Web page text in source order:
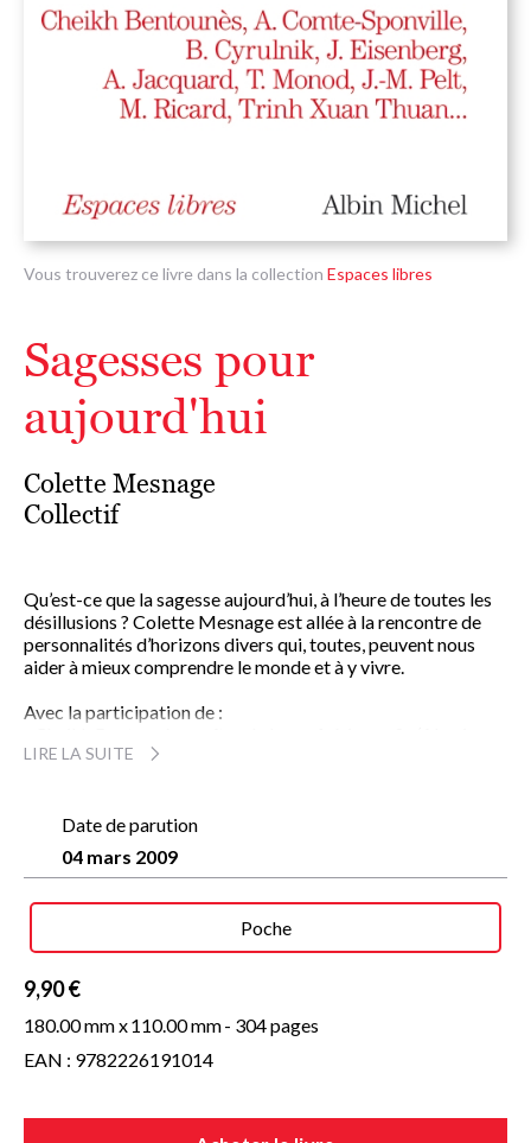
Vous trouverez ce livre dans la collection Espaces libres
Sagesses pour
aujourd'hui
Colette Mesnage
Collectif
Qu’est-ce que la sagesse aujourd’hui, à l’heure de toutes les
désillusions ? Colette Mesnage est allée à la rencontre de
personnalités d’horizons divers qui, toutes, peuvent nous
aider à mieux comprendre le monde et à y vivre.
Avec la participation de :
- Benoît Billot, moine bénédictin, fondateur de la Maison de
- Boris Cyrulnik, éthologue, neurologue et psychiatre ;
- Josy Eisenberg, rabbin, présentateur des émissions « La
Source de vie » et « À Bible ouverte » ;
- Albert Jacquard, biologiste ;
- Bétoule Lambiotte, présidente des Amis de l’Islam ;
- Théodore Monod, naturaliste, spécialiste du Sahara ;
- Jean-Marie Pelt, botaniste, fondateur de l'Institut
européen d’écologie ;
- Matthieu Ricard, moine bouddhiste tibétain ;
- Trinh Xuan Thuan, astrophysicien.
LIRE LA SUITE
Date de parution
04 mars 2009
Poche
9,90 €
180.00 mm x110.00 mm- 304 pages
EAN : 9782226191014